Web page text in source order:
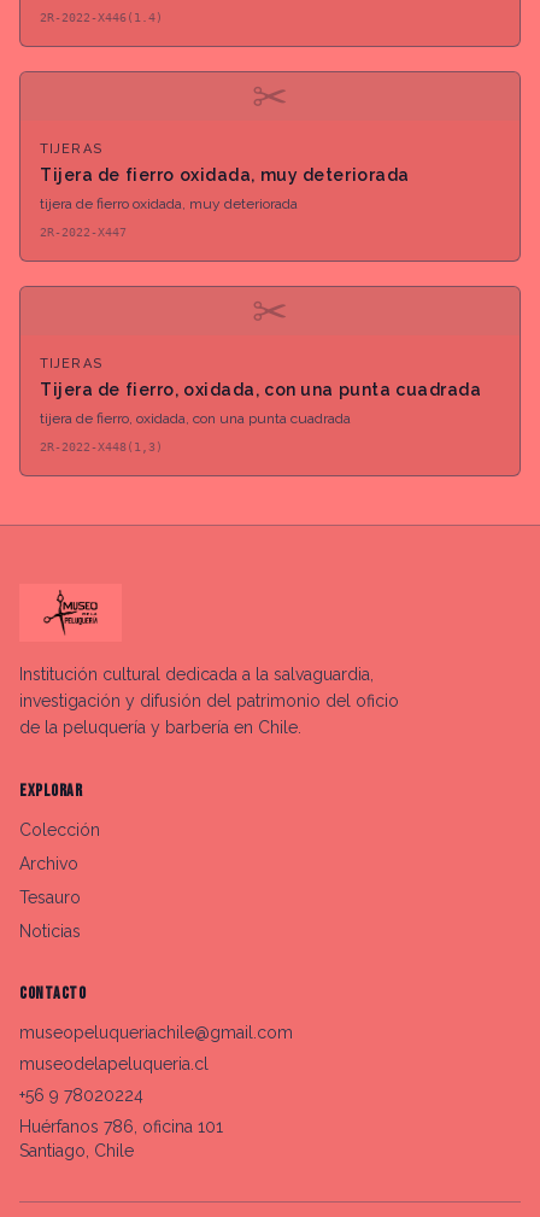
2R-2022-X446(1.4)
✂
TIJERAS
Tijera de fierro oxidada, muy deteriorada
tijera de fierro oxidada, muy deteriorada
2R-2022-X447
✂
TIJERAS
Tijera de fierro, oxidada, con una punta cuadrada
tijera de fierro, oxidada, con una punta cuadrada
2R-2022-X448(1,3)
Institución cultural dedicada a la salvaguardia,
investigación y difusión del patrimonio del oficio
de la peluquería y barbería en Chile.
EXPLORAR
Colección
Archivo
Tesauro
Noticias
CONTACTO
museopeluqueriachile@gmail.com
museodelapeluqueria.cl
+56 9 78020224
Huérfanos 786, oficina 101
Santiago, Chile